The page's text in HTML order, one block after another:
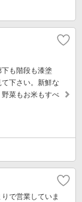
も階段も漆塗
下さい。新鮮な
菜もお米もすべ
で営業していま